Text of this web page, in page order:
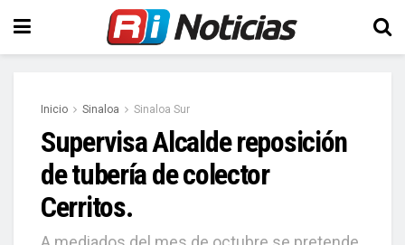
Inicio Sinaloa Sinaloa Sur
Supervisa Alcalde reposición
de tubería de colector
Cerritos.